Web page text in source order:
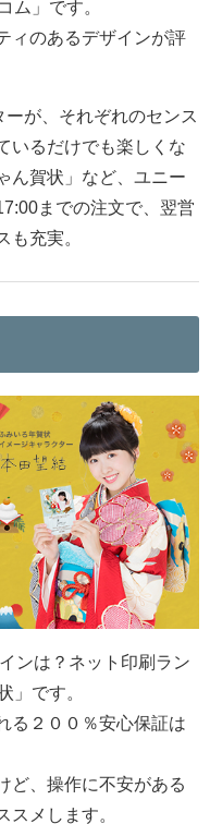
ム」です。
ィのあるデザインが評
が、それぞれのセンス
いるだけでも楽しくな
ん賀状」など、ユニー
までの注文で、翌営
も充実。
ンは？ネット印刷ラン
」です。
る ２００％安心保証は
ど、操作に不安がある
スメします。